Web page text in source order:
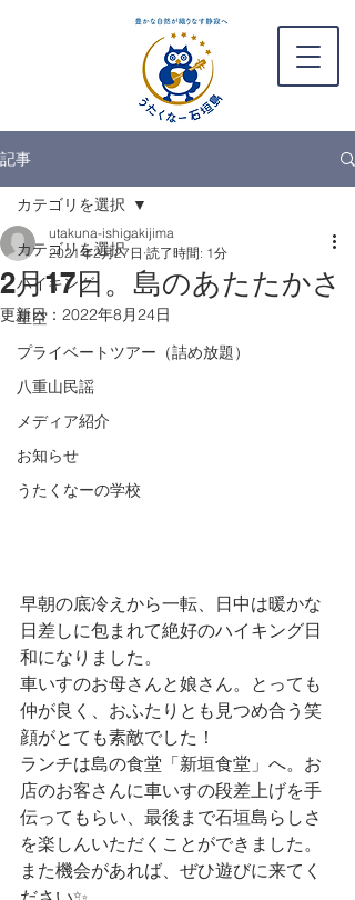
記事
カテゴリを選択
ハイキング
星空
プライベートツアー（詰め放題）
八重山民謡
メディア紹介
お知らせ
うたくなーの学校
カテゴリを選択
2月17日。島のあたたかさ
utakuna-ishigakijima
2021年2月27日 読了時間: 1分
更新日： 2022年8月24日
早朝の底冷えから一転、日中は暖かな
日差しに包まれて絶好のハイキング日
和になりました。
車いすのお母さんと娘さん。とっても
仲が良く、おふたりとも見つめ合う笑
顔がとても素敵でした！
ランチは島の食堂「新垣食堂」へ。お
店のお客さんに車いすの段差上げを手
伝ってもらい、最後まで石垣島らしさ
を楽しんいただくことができました。
また機会があれば、ぜひ遊びに来てく